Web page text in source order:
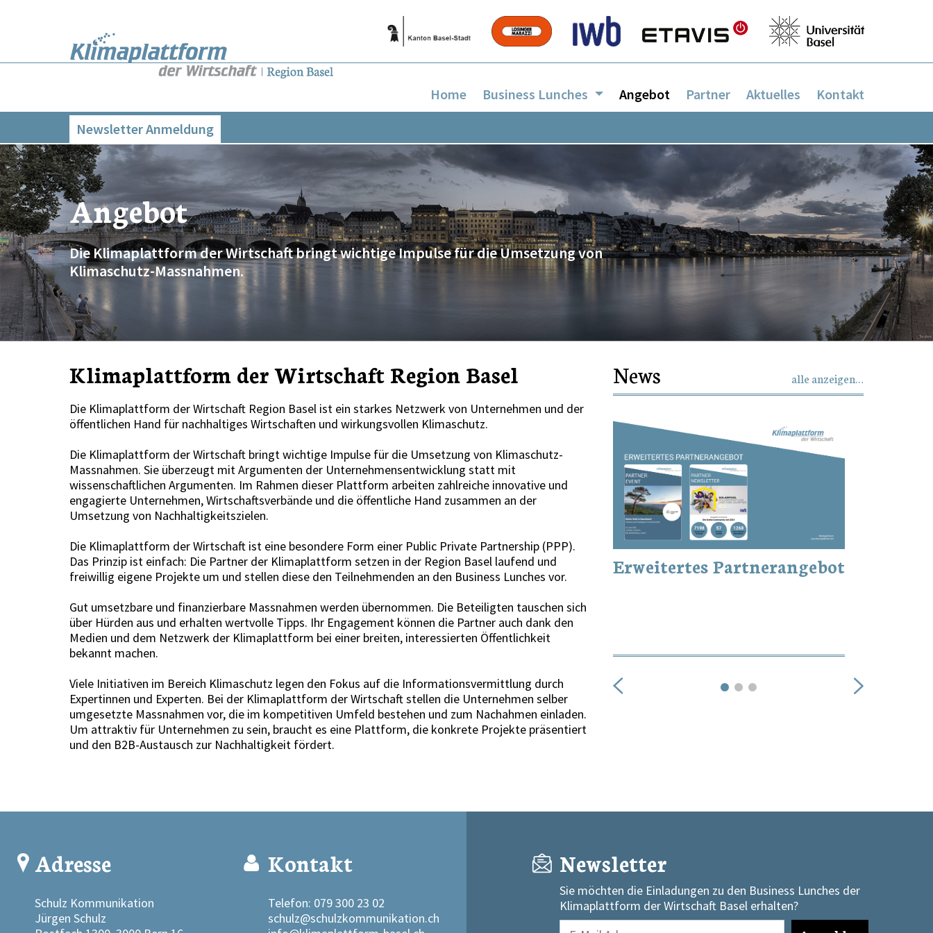
Home Business Lunches Angebot Partner Aktuelles
Kontakt
Newsletter Anmeldung
Angebot
Die Klimaplattform der Wirtschaft bringt wichtige Impulse für die Umsetzung von
Klimaschutz-Massnahmen.
Klimaplattform der Wirtschaft Region Basel
Die Klimaplattform der Wirtschaft Region Basel ist ein starkes Netzwerk von Unternehmen und der
öffentlichen Hand für nachhaltiges Wirtschaften und wirkungsvollen Klimaschutz.
Die Klimaplattform der Wirtschaft bringt wichtige Impulse für die Umsetzung von Klimaschutz-
Massnahmen. Sie überzeugt mit Argumenten der Unternehmensentwicklung statt mit
wissenschaftlichen Argumenten. Im Rahmen dieser Plattform arbeiten zahlreiche innovative und
engagierte Unternehmen, Wirtschaftsverbände und die öffentliche Hand zusammen an der
Umsetzung von Nachhaltigkeitszielen.
Die Klimaplattform der Wirtschaft ist eine besondere Form einer Public Private Partnership (PPP).
Das Prinzip ist einfach: Die Partner der Klimaplattform setzen in der Region Basel laufend und
freiwillig eigene Projekte um und stellen diese den Teilnehmenden an den Business Lunches vor.
Gut umsetzbare und finanzierbare Massnahmen werden übernommen. Die Beteiligten tauschen sich
über Hürden aus und erhalten wertvolle Tipps. Ihr Engagement können die Partner auch dank den
Medien und dem Netzwerk der Klimaplattform bei einer breiten, interessierten Öffentlichkeit
bekannt machen.
Viele Initiativen im Bereich Klimaschutz legen den Fokus auf die Informationsvermittlung durch
Expertinnen und Experten. Bei der Klimaplattform der Wirtschaft stellen die Unternehmen selber
umgesetzte Massnahmen vor, die im kompetitiven Umfeld bestehen und zum Nachahmen einladen.
Um attraktiv für Unternehmen zu sein, braucht es eine Plattform, die konkrete Projekte präsentiert
und den B2B-Austausch zur Nachhaltigkeit fördert.
News alle anzeigen…
Mehr Wirkung durch
gemeinsame Kommunikation
Erweitertes Partnerangebot
1 2 3
Adresse
Schulz Kommunikation
Jürgen Schulz
Kontakt
Telefon: 079 300 23 02
schulz@schulzkommunikation.ch
Newsletter
Sie möchten die Einladungen zu den Business Lunches der
Klimaplattform der Wirtschaft Basel erhalten?